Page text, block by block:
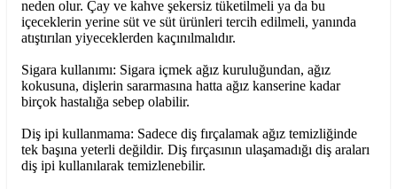
neden olur. Çay ve kahve şekersiz tüketilmeli ya da bu
içeceklerin yerine süt ve süt ürünleri tercih edilmeli, yanında
atıştırılan yiyeceklerden kaçınılmalıdır.
Sigara kullanımı: Sigara içmek ağız kuruluğundan, ağız
kokusuna, dişlerin sararmasına hatta ağız kanserine kadar
birçok hastalığa sebep olabilir.
Diş ipi kullanmama: Sadece diş fırçalamak ağız temizliğinde
tek başına yeterli değildir. Diş fırçasının ulaşamadığı diş araları
diş ipi kullanılarak temizlenebilir.